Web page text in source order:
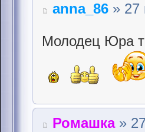
anna_86 » 27
Молодец Юра
Ромашка»